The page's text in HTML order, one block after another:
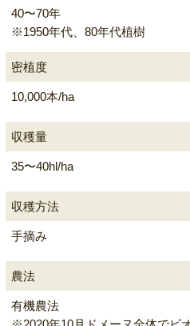
40〜70年
※1950年代、80年代植樹
密植度
10,000本/ha
収穫量
35〜40hl/ha
収穫方法
手摘み
農法
有機農法